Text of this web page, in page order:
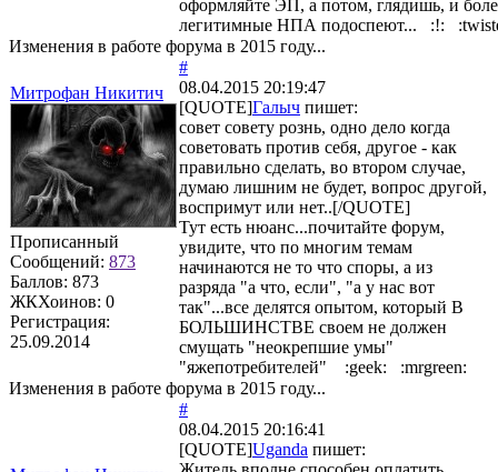
оформляйте ЭП, а потом, глядишь, и
легитимные НПА подоспеют... :!:
Изменения в работе форума в 2015 году...
Митрофан Никитич
Прописанный
Сообщений: 873
Баллов: 873
ЖКХоинов: 0
Регистрация:
25.09.2014
#
08.04.2015 20:19:47
[QUOTE]Галыч пишет:
совет совету рознь, одно дело когда
советовать против себя, другое - как
правильно сделать, во втором случае,
думаю лишним не будет, вопрос другой,
воспримут или нет..[/QUOTE]
Тут есть нюанс...почитайте форум,
увидите, что по многим темам
начинаются не то что споры, а из
разряда "а что, если", "а у нас вот
так"...все делятся опытом, который В
БОЛЬШИНСТВЕ своем не должен
смущать "неокрепшие умы"
"яжепотребителей" :geek: :mrgreen:
Изменения в работе форума в 2015 году...
#
08.04.2015 20:16:41
[QUOTE]Uganda пишет: